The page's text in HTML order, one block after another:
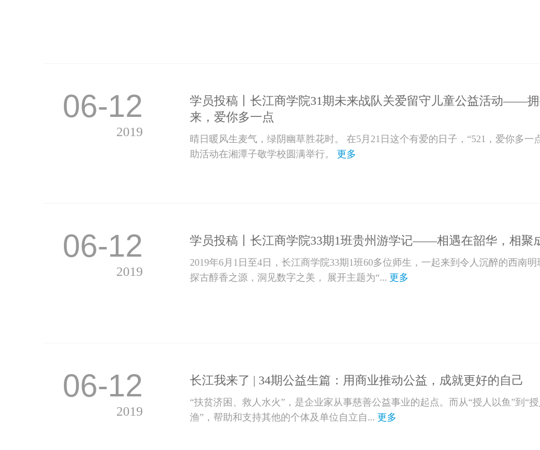
06-12
2019
学员投稿丨长江商学院31期未来战队关爱留守儿童公益活动——
来，爱你多一点
晴日暖风生麦气，绿阴幽草胜花时。 在5月21日这个有爱的日子，“521，爱你多一
助活动在湘潭子敬学校圆满举行。
更多
06-12
2019
学员投稿丨长江商学院33期1班贵州游学记——相遇在韶华，相聚
2019年6月1日至4日，长江商学院33期1班60多位师生，一起来到令人沉醉的西南
探古醇香之源，洞见数字之美， 展开主题为“... 更多
06-12
2019
长江我来了 | 34期公益生篇：用商业推动公益，成就更好的自己
“扶贫济困、救人水火”，是企业家从事慈善公益事业的起点。而从“授人以鱼”到“
渔”，帮助和支持其他的个体及单位自立自... 更多